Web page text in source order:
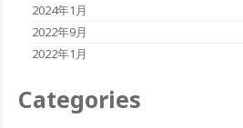
2024年1月
2022年9月
2022年1月
Categories